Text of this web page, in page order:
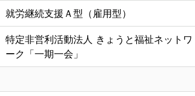
就労継続支援Ａ型（雇用型）
特定非営利活動法人 きょうと福祉ネットワ
ーク「一期一会」